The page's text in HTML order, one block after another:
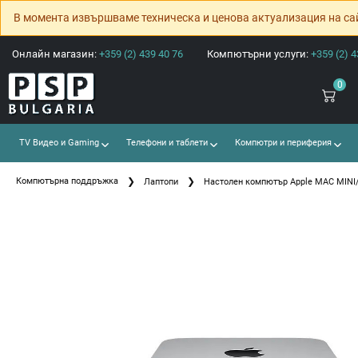
В момента извършваме техническа и ценова актуализация на
Онлайн магазин: +359 (2) 439 40 76 Компютърни услуги: +359 (2)
0
TV Видео и Gaming Телефони и таблети Компютри и периферия
Компютърна поддръжка Лаптопи Настолен компютър Apple MAC